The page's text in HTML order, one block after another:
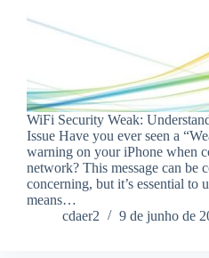
WiFi Security Weak:
Issue Have you ever seen a
warning on your iPhone when
network? This message can be
concerning, but it’s essential to
means…
cdaer2
9 de junho de